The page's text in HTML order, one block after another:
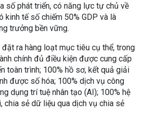
số phát triển, có năng lực tự chủ về
kinh tế số chiếm 50% GDP và là
trưởng bền vững.
ra hàng loạt mục tiêu cụ thể, trong
chính đủ điều kiện được cung cấp
toàn trình; 100% hồ sơ, kết quả giải
được số hóa; 100% dịch vụ công
dụng trí tuệ nhân tạo (AI); 100% hệ
chia sẻ dữ liệu qua dịch vụ chia sẻ